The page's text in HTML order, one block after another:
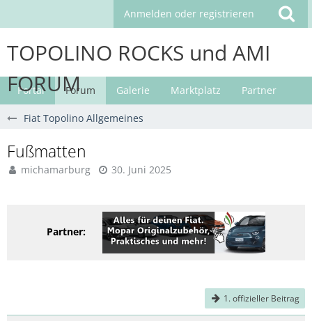
Anmelden oder registrieren
TOPOLINO ROCKS und AMI
FORUM
Portal Forum Galerie Marktplatz Partner
Fiat Topolino Allgemeines
Fußmatten
michamarburg 30. Juni 2025
Partner:
1. offizieller Beitrag